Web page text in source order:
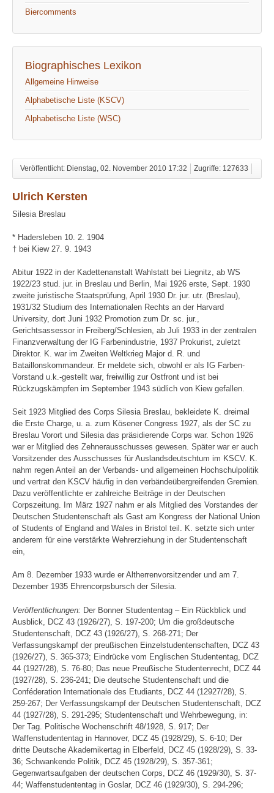
Biercomments
Biographisches Lexikon
Allgemeine Hinweise
Alphabetische Liste (KSCV)
Alphabetische Liste (WSC)
Veröffentlicht: Dienstag, 02. November 2010 17:32 Zugriffe: 127633
Ulrich Kersten
Silesia Breslau
* Hadersleben 10. 2. 1904
† bei Kiew 27. 9. 1943
Abitur 1922 in der Kadettenanstalt Wahlstatt bei Liegnitz, ab WS
1922/23 stud. jur. in Breslau und Berlin, Mai 1926 erste, Sept. 1930
zweite juristische Staatsprüfung, April 1930 Dr. jur. utr. (Breslau),
1931/32 Studium des Internationalen Rechts an der Harvard
University, dort Juni 1932 Promotion zum Dr. sc. jur.,
Gerichtsassessor in Freiberg/Schlesien, ab Juli 1933 in der zentralen
Finanzverwaltung der IG Farbenindustrie, 1937 Prokurist, zuletzt
Direktor. K. war im Zweiten Weltkrieg Major d. R. und
Bataillonskommandeur. Er meldete sich, obwohl er als IG Farben-
Vorstand u.k.-gestellt war, freiwillig zur Ostfront und ist bei
Rückzugskämpfen im September 1943 südlich von Kiew gefallen.
Seit 1923 Mitglied des Corps Silesia Breslau, bekleidete K. dreimal
die Erste Charge, u. a. zum Kösener Congress 1927, als der SC zu
Breslau Vorort und Silesia das präsidierende Corps war. Schon 1926
war er Mitglied des Zehnerausschusses gewesen. Später war er auch
Vorsitzender des Ausschusses für Auslandsdeutschtum im KSCV. K.
nahm regen Anteil an der Verbands- und allgemeinen Hochschulpolitik
und vertrat den KSCV häufig in den verbändeübergreifenden Gremien.
Dazu veröffentlichte er zahlreiche Beiträge in der Deutschen
Corpszeitung. Im März 1927 nahm er als Mitglied des Vorstandes der
Deutschen Studentenschaft als Gast am Kongress der National Union
of Students of England and Wales in Bristol teil. K. setzte sich unter
anderem für eine verstärkte Wehrerziehung in der Studentenschaft
ein,
Am 8. Dezember 1933 wurde er Altherrenvorsitzender und am 7.
Dezember 1935 Ehrencorpsbursch der Silesia.
Veröffentlichungen: Der Bonner Studententag – Ein Rückblick und
Ausblick, DCZ 43 (1926/27), S. 197-200; Um die großdeutsche
Studentenschaft, DCZ 43 (1926/27), S. 268-271; Der
Verfassungskampf der preußischen Einzelstudentenschaften, DCZ 43
(1926/27), S. 365-373; Eindrücke vom Englischen Studententag, DCZ
44 (1927/28), S. 76-80; Das neue Preußische Studentenrecht, DCZ 44
(1927/28), S. 236-241; Die deutsche Studentenschaft und die
Conféderation Internationale des Etudiants, DCZ 44 (12927/28), S.
259-267; Der Verfassungskampf der Deutschen Studentenschaft, DCZ
44 (1927/28), S. 291-295; Studentenschaft und Wehrbewegung, in:
Der Tag. Politische Wochenschrift 48/1928, S. 917; Der
Waffenstudententag in Hannover, DCZ 45 (1928/29), S. 6-10; Der
dritte Deutsche Akademikertag in Elberfeld, DCZ 45 (1928/29), S. 33-
36; Schwankende Politik, DCZ 45 (1928/29), S. 357-361;
Gegenwartsaufgaben der deutschen Corps, DCZ 46 (1929/30), S. 37-
44; Waffenstudententag in Goslar, DCZ 46 (1929/30), S. 294-296;